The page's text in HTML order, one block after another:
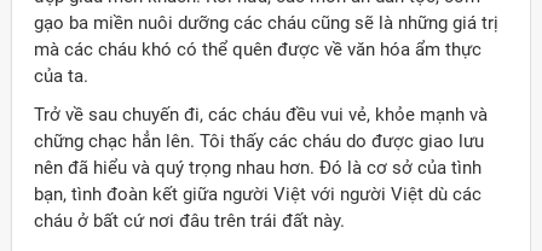
gạo ba miền nuôi dưỡng các cháu cũng sẽ là những giá trị
mà các cháu khó có thể quên được về văn hóa ẩm thực
của ta.
Trở về sau chuyến đi, các cháu đều vui vẻ, khỏe mạnh và
chững chạc hẳn lên. Tôi thấy các cháu do được giao lưu
nên đã hiểu và quý trọng nhau hơn. Đó là cơ sở của tình
bạn, tình đoàn kết giữa người Việt với người Việt dù các
cháu ở bất cứ nơi đâu trên trái đất này.